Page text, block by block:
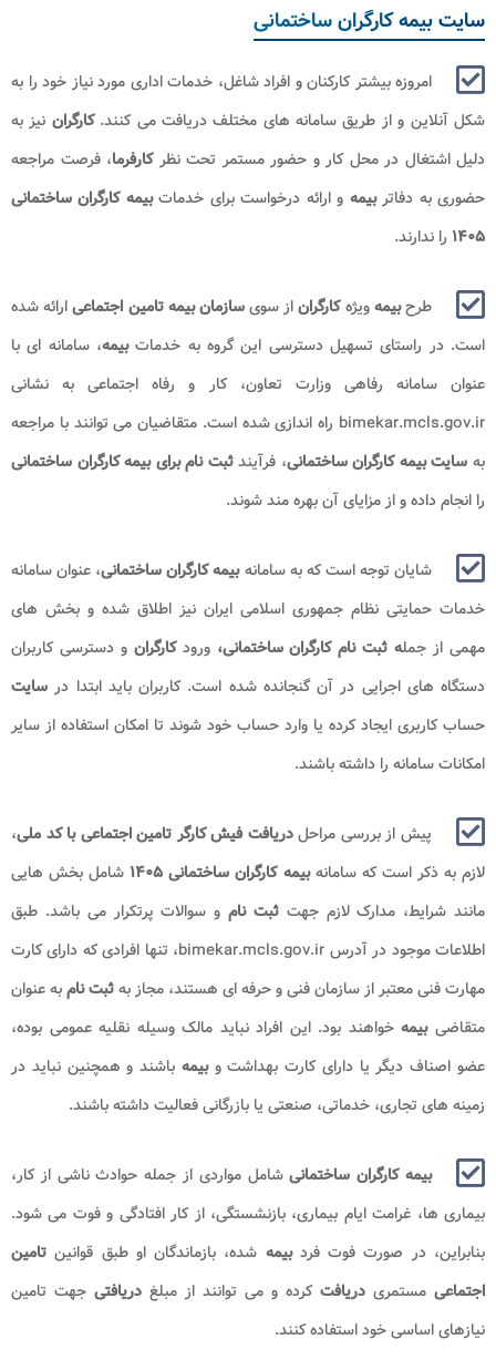
سایت بیمه کارگران ساختمانی
امروزه بیشتر کارکنان و افراد شاغل، خدمات اداری مورد نیاز خود را به
شکل آنلاین و از طریق سامانه های مختلف دریافت می کنند.کارگران نیز به
دلیل اشتغال در محل کار و حضور مستمر تحت نظرکارفرما، فرصت مراجعه
حضوری به دفاتربیمه و ارائه درخواست برای خدماتبیمه کارگران ساختمانی
۱۴۰۵ را ندارند.
طرحبیمهویژهکارگراناز سویسازمان بیمه تامین اجتماعیارائه شده
است. در راستای تسهیل دسترسی این گروه به خدماتبیمه، سامانه ای با
عنوان سامانه رفاهی وزارت تعاون، کار و رفاه اجتماعی به نشانی
bimekar.mcls.gov.ir راه اندازی شده است. متقاضیان می توانند با مراجعه
به سایت بیمه کارگران ساختمانی، فرآیندثبت نام برای بیمه کارگران ساختمانی
را انجام داده و از مزایای آن بهره مند شوند.
شایان توجه است که به سامانهبیمه کارگران ساختمانی، عنوان سامانه
خدمات حمایتی نظام جمهوری اسلامی ایران نیز اطلاق شده و بخش های
مهمی از جمله ثبت نام کارگران ساختمانی، ورودکارگران و دسترسی کاربران
دستگاه های اجرایی در آن گنجانده شده است. کاربران باید ابتدا در سایت
حساب کاربری ایجاد کرده یا وارد حساب خود شوند تا امکان استفاده از سایر
امکانات سامانه را داشته باشند.
پیش از بررسی مراحلدریافت فیش کارگر تامین اجتماعی با کد ملی،
لازم به ذکر است که سامانهبیمه کارگران ساختمانی ۱۴۰۵
شامل بخش هایی
مانند شرایط، مدارک لازم جهتثبت نام و سوالات پرتکرار می باشد. طبق
اطلاعات موجود در آدرس bimekar.mcls.gov.ir، تنها افرادی که دارای کارت
مهارت فنی معتبر از سازمان فنی و حرفه ای هستند، مجاز بهثبت نامبه عنوان
متقاضیبیمهخواهند بود. این افراد نباید مالک وسیله نقلیه عمومی بوده،
عضو اصناف دیگر یا دارای کارت بهداشت وبیمه باشند و همچنین نباید در
زمینه های تجاری، خدماتی، صنعتی یا بازرگانی فعالیت داشته باشند.
بیمه کارگران ساختمانیشامل مواردی از جمله حوادث ناشی از کار،
بیماری ها، غرامت ایام بیماری، بازنشستگی، از کار افتادگی و فوت می شود.
بنابراین، در صورت فوت فردبیمه شده، بازماندگان او طبق قوانین تامین
اجتماعی مستمری دریافت کرده و می توانند از مبلغ دریافتی جهت تامین
نیازهای اساسی خود استفاده کنند.